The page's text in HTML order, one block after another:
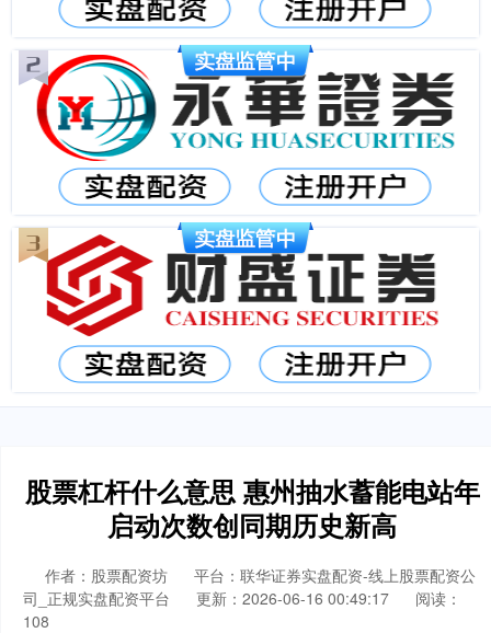
股票杠杆什么意思 惠州抽水蓄能电站年
启动次数创同期历史新高
作者：股票配资坊
平台：联华证券实盘配资-线上股票配资公
司_正规实盘配资平台
更新：2026-06-16 00:49:17
阅读：
108